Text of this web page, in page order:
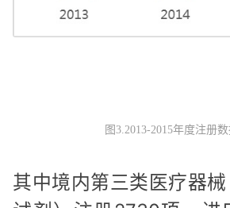
图3.2013-2015年度注册
其中境内第三类医疗器